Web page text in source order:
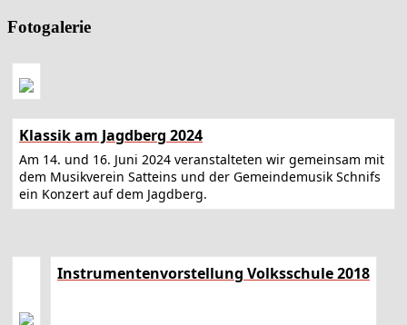
Fotogalerie
Klassik am Jagdberg 2024
Am 14. und 16. Juni 2024 veranstalteten wir gemeinsam mit
dem Musikverein Satteins und der Gemeindemusik Schnifs
ein Konzert auf dem Jagdberg.
Instrumentenvorstellung Volksschule 2018